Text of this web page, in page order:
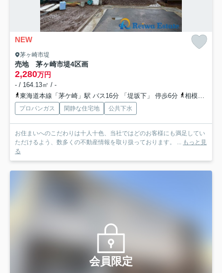
NEW
茅ヶ崎市堤
売地 茅ヶ崎市堤4区画
2,280万円
- / 164.13㎡ / -
東海道本線「茅ケ崎」駅 バス16分 「堤坂下」 停歩6分
相模線「茅ケ崎」駅 バス16分 「堤坂下」 停歩6分
プロパンガス 閑静な住宅地 公共下水
お住まいへのこだわりは十人十色、当社ではどのお客様にも満足してい
ただけるよう、数多くの不動産情報を取り扱っております。 ...
もっと見
る
会員限定